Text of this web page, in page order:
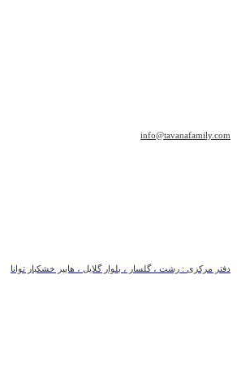
info@tavanafamily.com
دفتر مرکزی : رشت ، گلسار ، بلوار گلایل ، هایپر خشکبار توانا